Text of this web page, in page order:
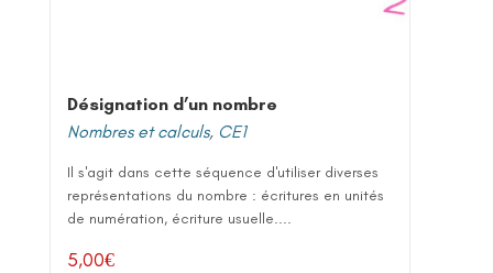
Désignation d’un nombre
Nombres et calculs, CE1
Il s'agit dans cette séquence d'utiliser diverses
représentations du nombre : écritures en unités
de numération, écriture usuelle....
5,00€